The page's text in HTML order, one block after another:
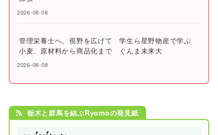
2026-08-08
管理栄養士へ、視野を広げて 学生ら星野物産で学ぶ
小麦、原材料から商品化まで ぐんま未来大
2026-08-08
栃木と群馬を結ぶRyomoの発見紙